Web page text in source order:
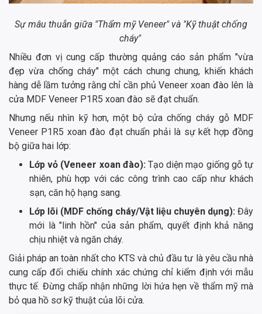
Sự mâu thuẫn giữa "Thẩm mỹ Veneer" và "Kỹ thuật chống
cháy"
Nhiều đơn vị cung cấp thường quảng cáo sản phẩm "vừa
đẹp vừa chống cháy" một cách chung chung, khiến khách
hàng dễ lầm tưởng rằng chỉ cần phủ Veneer xoan đào lên là
cửa MDF Veneer P1R5 xoan đào sẽ đạt chuẩn.
Nhưng nếu nhìn kỹ hơn, một bộ cửa chống cháy gỗ MDF
Veneer P1R5 xoan đào đạt chuẩn phải là sự kết hợp đồng
bộ giữa hai lớp:
Lớp vỏ (Veneer xoan đào): Tạo diện mạo giống gỗ tự
nhiên, phù hợp với các công trình cao cấp như khách
sạn, căn hộ hạng sang.
Lớp lõi (MDF chống cháy/Vật liệu chuyên dụng): Đây
mới là "linh hồn" của sản phẩm, quyết định khả năng
chịu nhiệt và ngăn cháy.
Giải pháp an toàn nhất cho KTS và chủ đầu tư là yêu cầu nhà
cung cấp đối chiếu chính xác chứng chỉ kiểm định với mẫu
thực tế. Đừng chấp nhận những lời hứa hẹn về thẩm mỹ mà
bỏ qua hồ sơ kỹ thuật của lõi cửa.